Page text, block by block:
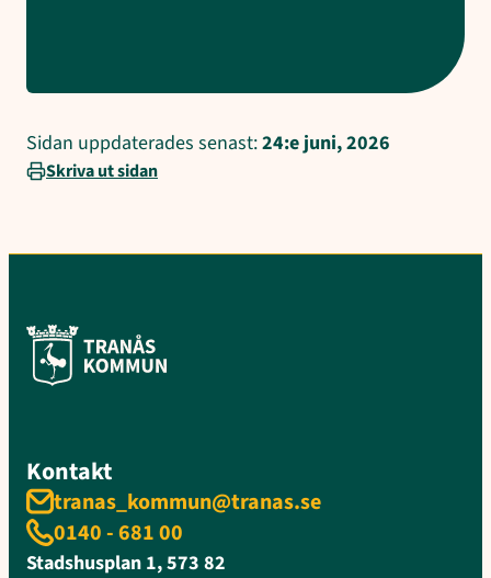
Sidan uppdaterades senast:24:e juni, 2026
Skriva ut sidan
Kontakt
tranas_kommun@tranas.se
0140 - 681 00
Stadshusplan 1, 573 82